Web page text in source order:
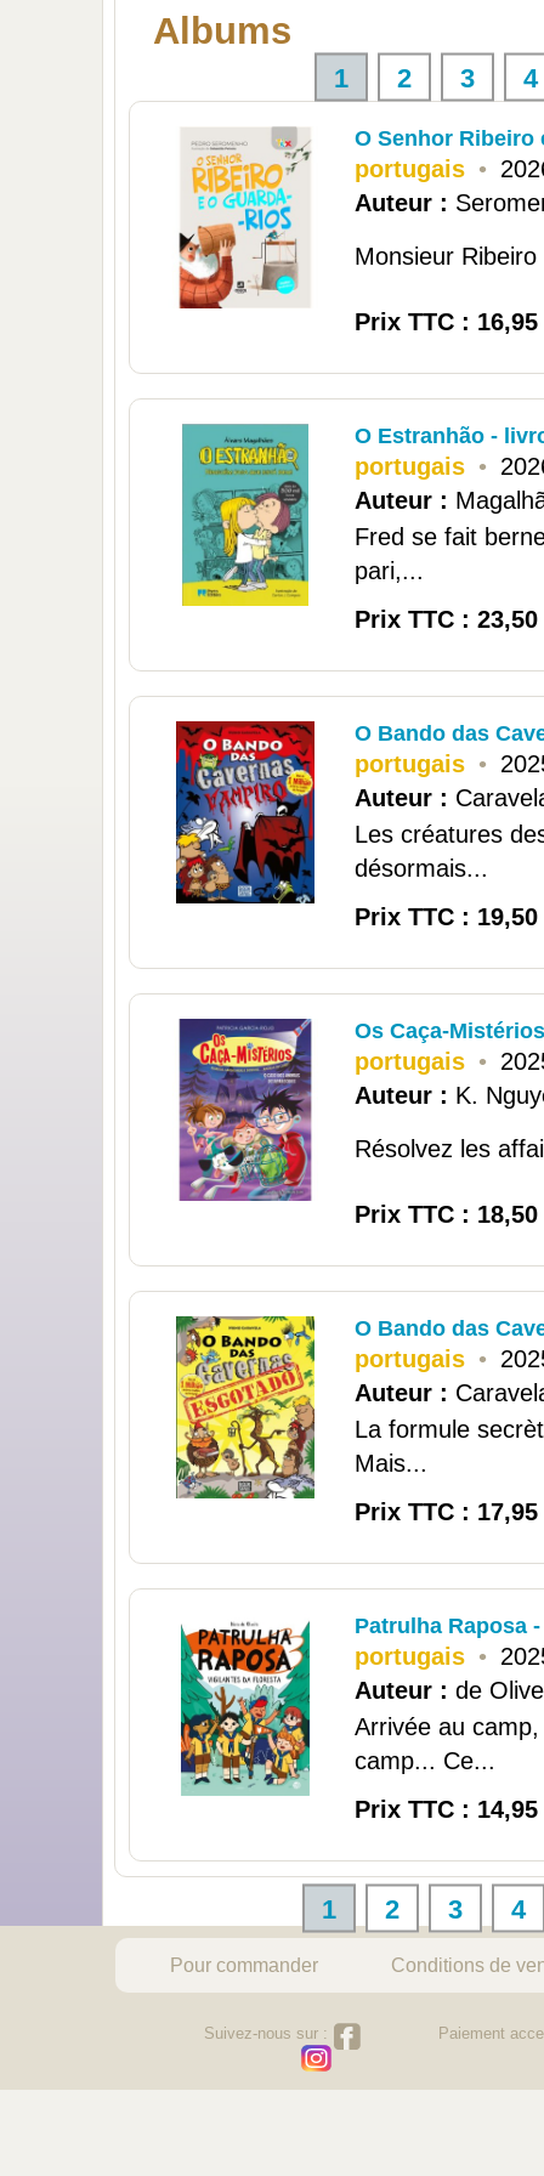
Albums
1 2 3 4
O Senhor Ribeiro
portugais •
Auteur :
Monsieur
Prix TTC : 16,95
O Estranhão -
portugais •
Auteur :
Fred se fait
pari,...
Prix TTC : 23,50
O Bando das
portugais •
Auteur :
Les créatures
désormais...
Prix TTC : 19,50
Os Caça-
portugais •
Auteur : K.
Résolvez les
Prix TTC : 18,50
O Bando das
portugais •
Auteur :
La formule
Mais...
Prix TTC : 17,95
Patrulha Raposa
portugais •
Auteur : de
Arrivée au
camp... Ce...
Prix TTC : 14,95
1 2 3 4
Pour commander Conditions de
Suivez-nous sur : Paiement